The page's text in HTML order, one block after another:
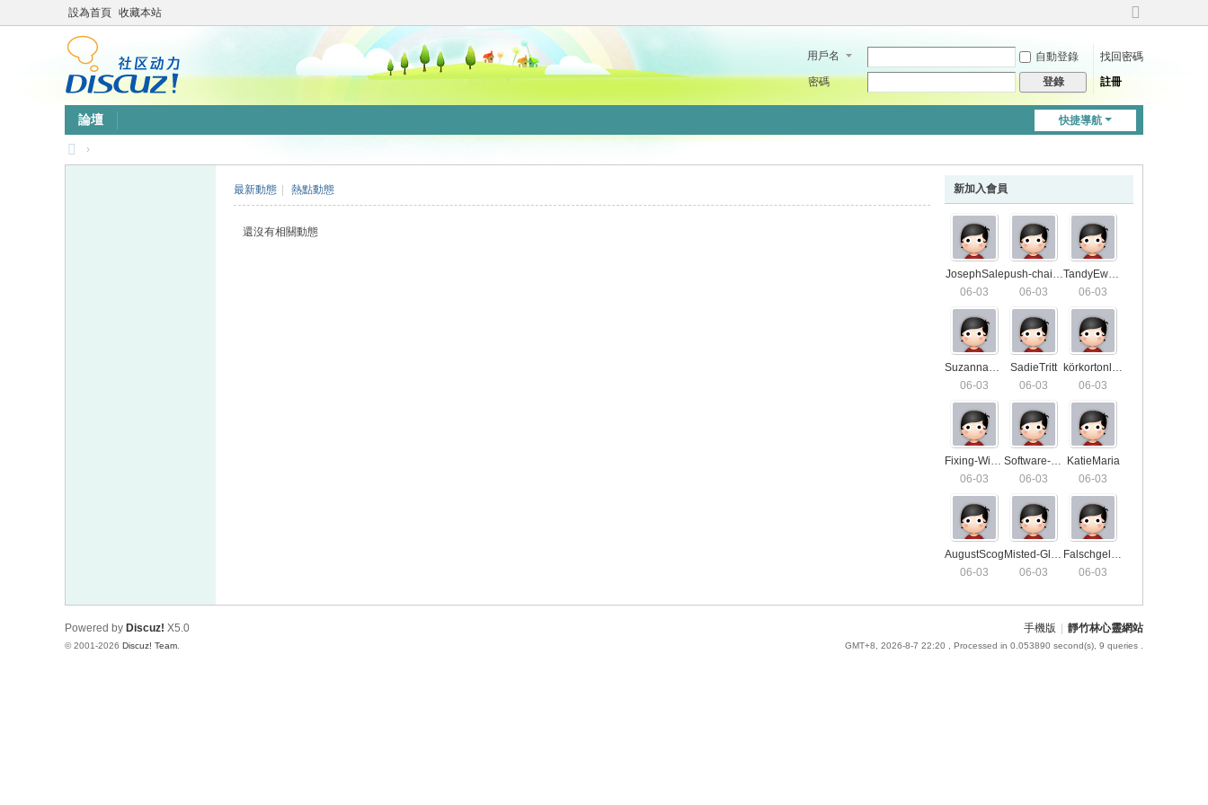
設為首頁 收藏本站
切
到
用戶名 自動登錄
找回密碼
密碼
登錄 註冊
快捷導航
論壇
›
新加入會員
JosephSale
06-03
push-chair7571
06-03
TandyEwald
06-03
SuzannaS01
06-03
SadieTritt
06-03
körkortonline4406
06-03
Fixing-Window-Locks2459
06-03
Software-For-SEO-Agency5648
06-03
KatieMaria
06-03
AugustScog
06-03
Misted-Glass-Repair5115
06-03
Falschgeld-Verkaufen-Darknet9186
06-03
最新動態 熱點動態
還沒有相關動態
手機版 靜竹林心靈網站
GMT+8, 2026-8-7 22:20 , Processed in 0.053890 second(s), 9 queries .
Powered by Discuz! X5.0
© 2001-2026 Discuz! Team